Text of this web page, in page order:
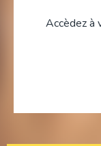
Accèdez à